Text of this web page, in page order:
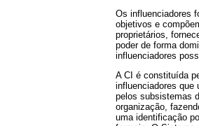
Os influenciadores
objetivos e
proprietários,
poder de forma
influenciadores
A CI é constituída
influenciadores que
pelos subsistemas
organização,
uma identificação